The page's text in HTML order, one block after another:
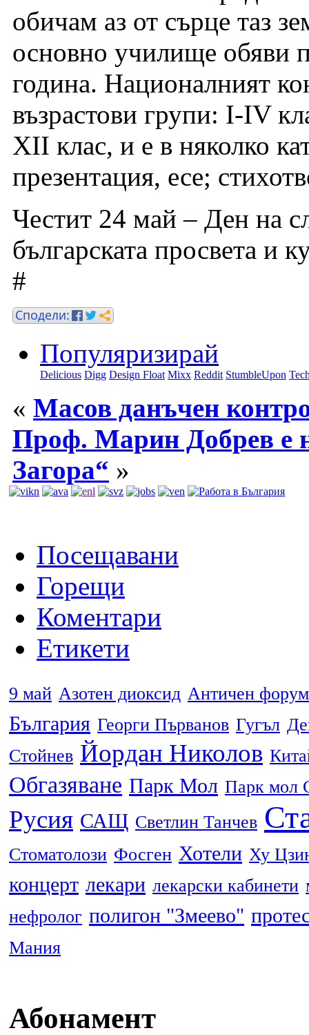
обичам аз от сърце таз
основно училище обяви
година. Националният
възрастови групи: I-IV
XII клас, и е в няколко
презентация, есе;
Честит 24 май – Ден на
българската просвета и
#
Популяризирай
Delicious Digg Design Float Mixx Reddit StumbleUpon
« Масов данъчен
Проф. Марин Добрев е
Загора“ »
Посещавани
Горещи
Коментари
Етикети
9 май Азотен диоксид Античен форум
България Георги Първанов Гугъл
Стойнев Йордан Николов
Обгазяване Парк Мол Парк мол
Русия САЩ Светлин Танчев
Стоматолози Фосген Хотели Ху
концерт лекари лекарски кабинети
нефролог полигон "Змеево"
Мания
Абонамент